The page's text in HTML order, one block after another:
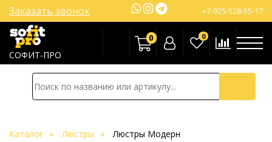
СОФИТ-ПРО
+7-925-528-55-17
Заказать звонок
0 0
Каталог Люстры Люстры Модерн